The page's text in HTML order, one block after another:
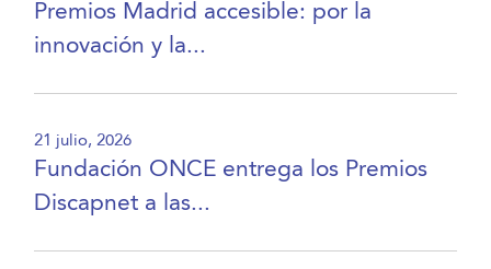
Premios Madrid accesible: por la
innovación y la...
21 julio, 2026
Fundación ONCE entrega los Premios
Discapnet a las...